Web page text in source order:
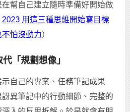
幫自己建立隨時準備好開始做
2023 用這三種思維開始寫目標
怕沒動力）
「規劃想像」
自己的專案、任務筆記成果
異筆記中的行動細節、完整的